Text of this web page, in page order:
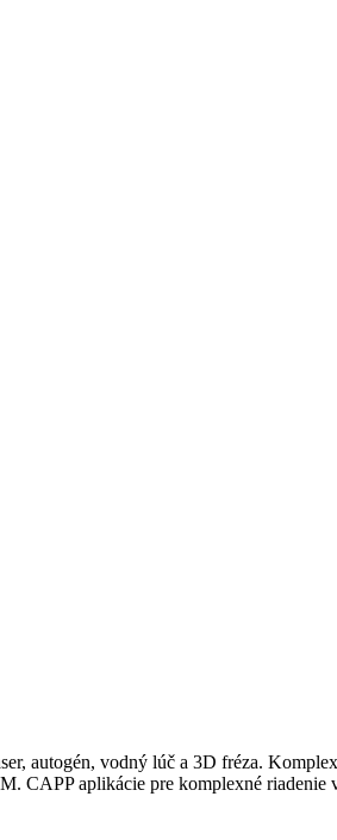
autogén, vodný lúč a 3D fréza.
CAPP aplikácie pre komplexné riadenie